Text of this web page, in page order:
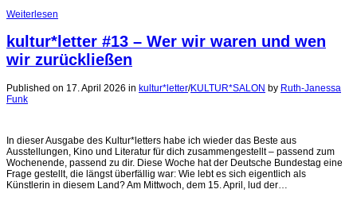
Weiterlesen
kultur*letter #13 – Wer wir waren und wen
wir zurückließen
Published on 17. April 2026 in kultur*letter/KULTUR*SALON by Ruth-Janessa
Funk
In dieser Ausgabe des Kultur*letters habe ich wieder das Beste aus
Ausstellungen, Kino und Literatur für dich zusammengestellt – passend zum
Wochenende, passend zu dir. Diese Woche hat der Deutsche Bundestag eine
Frage gestellt, die längst überfällig war: Wie lebt es sich eigentlich als
Künstlerin in diesem Land? Am Mittwoch, dem 15. April, lud der…